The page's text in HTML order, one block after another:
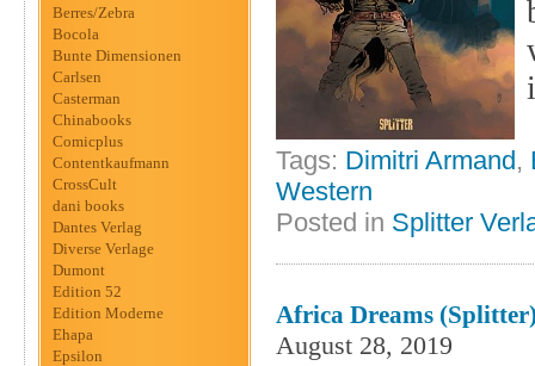
Berres/Zebra
Bocola
Bunte Dimensionen
Carlsen
Casterman
Chinabooks
Comicplus
Contentkaufmann
CrossCult
dani books
Dantes Verlag
Diverse Verlage
Dumont
Edition 52
Edition Moderne
Ehapa
Epsilon
Tags: Dimitri Armand,
Western
Posted in Splitter
Africa Dreams
August 28, 2019